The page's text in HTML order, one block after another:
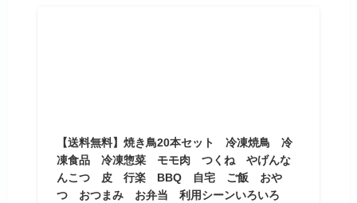
【送料無料】焼き鳥20本セット 冷凍焼鳥 冷
凍食品 冷凍惣菜 モモ肉 つくね やげんな
んこつ 皮 行楽 BBQ 自宅 ご飯 おや
つ おつまみ お弁当 利用シーンいろいろ